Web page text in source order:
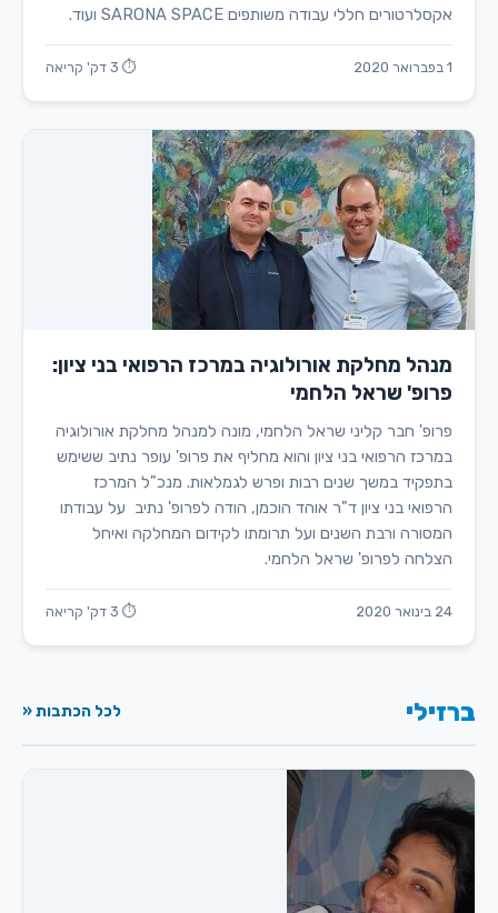
אקסלרטורים חללי עבודה משותפים SARONA SPACE ועוד.
1 בפברואר 2020 ⏱ 3 דק' קריאה
מנהל מחלקת אורולוגיה במרכז הרפואי בני ציון:
פרופ' שראל הלחמי
פרופ' חבר קליני שראל הלחמי, מונה למנהל מחלקת אורולוגיה
במרכז הרפואי בני ציון והוא מחליף את פרופ' עופר נתיב ששימש
בתפקיד במשך שנים רבות ופרש לגמלאות. מנכ"ל המרכז
הרפואי בני ציון ד"ר אוהד הוכמן, הודה לפרופ' נתיב על עבודתו
המסורה ורבת השנים ועל תרומתו לקידום המחלקה ואיחל
הצלחה לפרופ' שראל הלחמי.
24 בינואר 2020 ⏱ 3 דק' קריאה
ברזילי לכל הכתבות «